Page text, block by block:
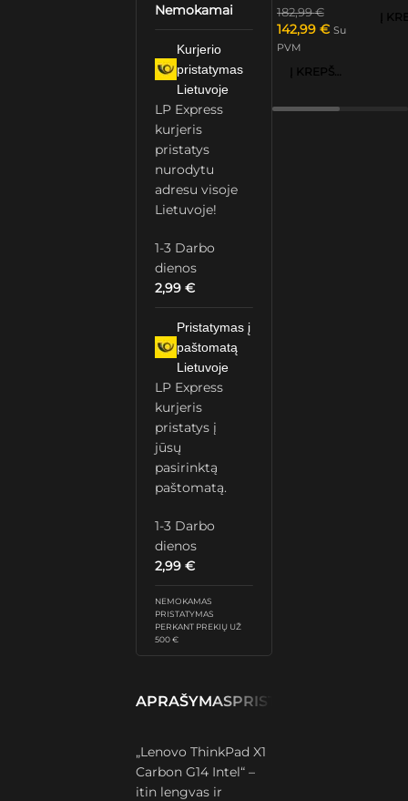
Nemokamai
Kurjerio
pristatymas
Lietuvoje
LP Express
kurjeris
pristatys
nurodytu
adresu visoje
Lietuvoje!
1-3 Darbo
dienos
2,99€
Pristatymas į
paštomatą
Lietuvoje
LP Express
kurjeris
pristatys į
jūsų
pasirinktą
paštomatą.
1-3 Darbo
dienos
2,99€
NEMOKAMAS
PRISTATYMAS
PERKANT PREKIŲ UŽ
500 €
APRAŠYMASPRISTATYMAS IR
„Lenovo ThinkPad X1
Carbon G14 Intel“ –
itin lengvas ir
182,99€
142,99 € Su
PVM
Į KREPŠELĮ